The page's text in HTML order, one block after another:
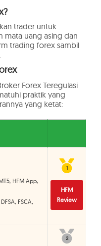
trader untuk
mata uang asing dan
trading forex sambil
Forex Teregulasi
praktik yang
yang ketat:
HFM App,
FSCA,
11
HFM
Review
2
2